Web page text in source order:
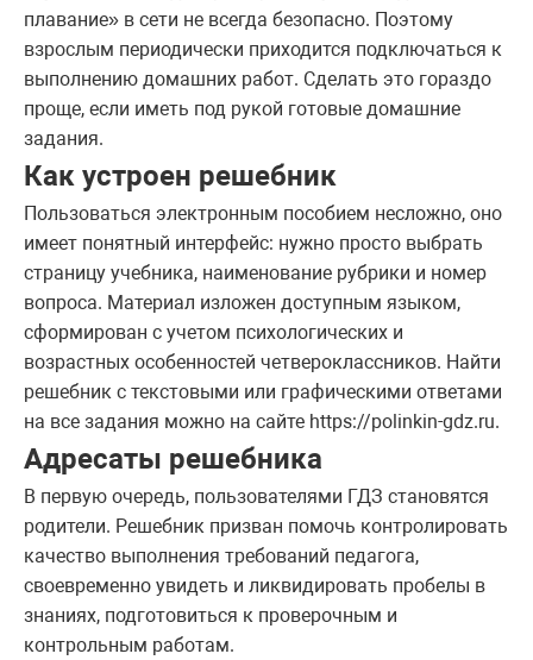
плавание» в сети не всегда безопасно. Поэтому
взрослым периодически приходится подключаться к
выполнению домашних работ. Сделать это гораздо
проще, если иметь под рукой готовые домашние
задания.
Как устроен решебник
Пользоваться электронным пособием несложно, оно
имеет понятный интерфейс: нужно просто выбрать
страницу учебника, наименование рубрики и номер
вопроса. Материал изложен доступным языком,
сформирован с учетом психологических и
возрастных особенностей четвероклассников. Найти
решебник с текстовыми или графическими ответами
на все задания можно на сайте https://polinkin-gdz.ru.
Адресаты решебника
В первую очередь, пользователями ГДЗ становятся
родители. Решебник призван помочь контролировать
качество выполнения требований педагога,
своевременно увидеть и ликвидировать пробелы в
знаниях, подготовиться к проверочным и
контрольным работам.